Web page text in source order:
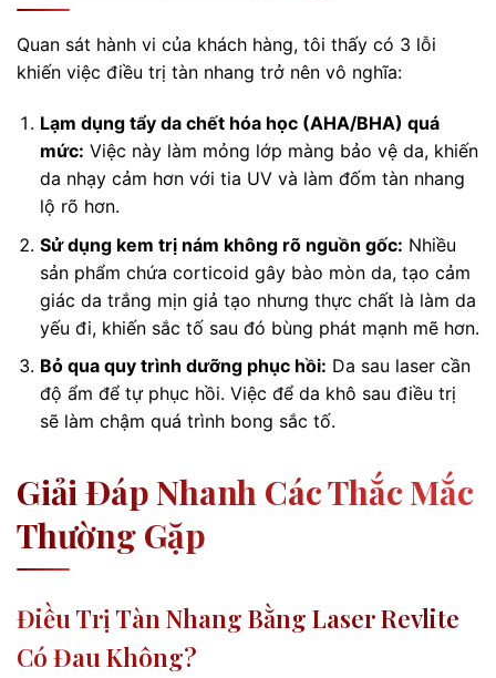
Quan sát hành vi của khách hàng, tôi thấy có 3 lỗi
khiến việc điều trị tàn nhang trở nên vô nghĩa:
Lạm dụng tẩy da chết hóa học (AHA/BHA) quá
mức: Việc này làm mỏng lớp màng bảo vệ da, khiến
da nhạy cảm hơn với tia UV và làm đốm tàn nhang
lộ rõ hơn.
Sử dụng kem trị nám không rõ nguồn gốc: Nhiều
sản phẩm chứa corticoid gây bào mòn da, tạo cảm
giác da trắng mịn giả tạo nhưng thực chất là làm da
yếu đi, khiến sắc tố sau đó bùng phát mạnh mẽ hơn.
Bỏ qua quy trình dưỡng phục hồi: Da sau laser cần
độ ẩm để tự phục hồi. Việc để da khô sau điều trị
sẽ làm chậm quá trình bong sắc tố.
Giải Đáp Nhanh Các Thắc Mắc
Thường Gặp
Điều Trị Tàn Nhang Bằng Laser Revlite
Có Đau Không?